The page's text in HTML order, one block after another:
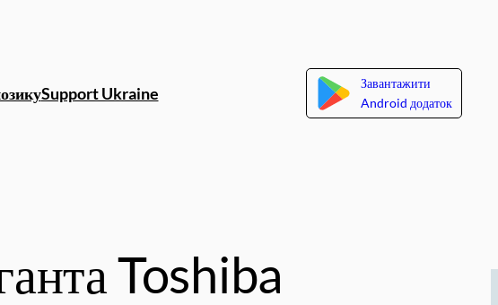
Support Ukraine
Завантажити
Android додаток
Toshiba